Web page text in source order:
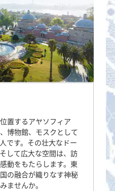
置するアヤソフィア
博物館、モスクとして
です。その壮大なドー
して広大な空間は、訪
動をもたらします。東
の融合が織りなす神秘
ませんか。